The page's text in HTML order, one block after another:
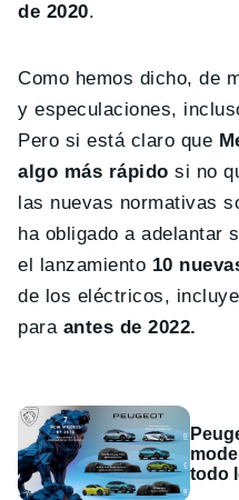
de 2020.
Como hemos dicho, de
y especulaciones,
Pero si está claro que
algo más rápido si no
las nuevas normativas
ha obligado a adelantar
el lanzamiento 10
de los eléctricos,
para antes de 2022.
todo